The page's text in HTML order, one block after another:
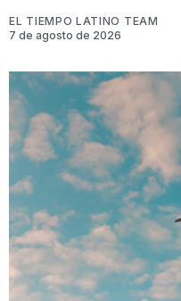
EL TIEMPO LATINO TEAM
7 de agosto de 2026